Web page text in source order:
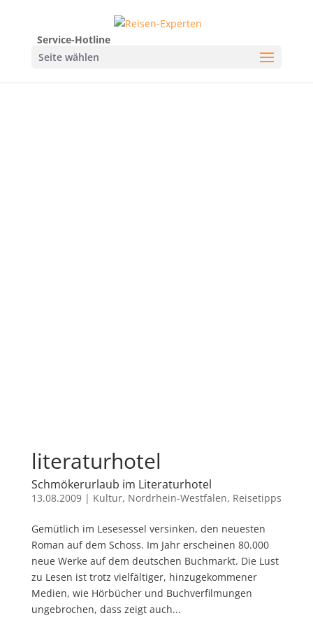
Service-Hotline
Seite wählen
literaturhotel
Schmökerurlaub im Literaturhotel
13.08.2009| Kultur, Nordrhein-Westfalen, Reisetipps
Gemütlich im Lesesessel versinken, den neuesten
Roman auf dem Schoss. Im Jahr erscheinen 80.000
neue Werke auf dem deutschen Buchmarkt. Die Lust
zu Lesen ist trotz vielfältiger, hinzugekommener
Medien, wie Hörbücher und Buchverfilmungen
ungebrochen, dass zeigt auch...